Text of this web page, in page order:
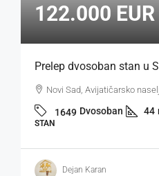
122.000 EUR
Prelep dvosoban stan u
Novi Sad, Avijatičarsko
1649 Dvosoban 44
STAN
Dejan Karan